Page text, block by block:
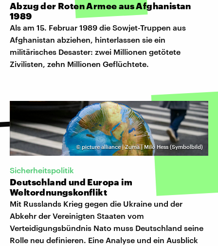
Abzug der Roten Armee aus Afghanistan
1989
Als am 15. Februar 1989 die Sowjet-Truppen aus
Afghanistan abziehen, hinterlassen sie ein
militärisches Desaster: zwei Millionen getötete
Zivilisten, zehn Millionen Geflüchtete.
©picture alliance | Zuma | Milo Hess (Symbolbild)
Sicherheitspolitik
Deutschland und Europa im
Weltordnungskonflikt
Mit Russlands Krieg gegen die Ukraine und der
Abkehr der Vereinigten Staaten vom
Verteidigungsbündnis Nato muss Deutschland seine
Rolle neu definieren. Eine Analyse und ein Ausblick